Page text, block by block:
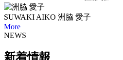
SUWAKI AIKO 洲脇 愛子
More
NEWS
新着情報